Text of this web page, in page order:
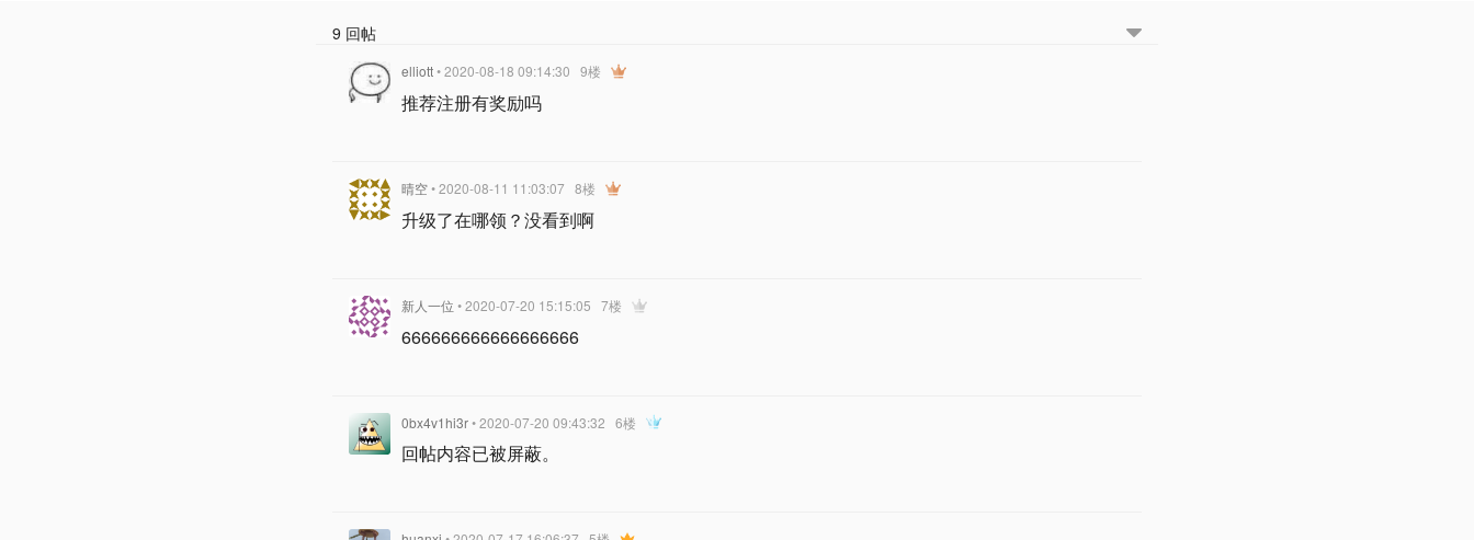
9 回帖
elliott• 2020-08-18 09:14:30 9楼
推荐注册有奖励吗
晴空• 2020-08-11 11:03:07 8楼
升级了在哪领？没看到啊
新人一位 • 2020-07-20 15:15:05 7楼
666666666666666666
0bx4v1hi3r• 2020-07-20 09:43:32 6楼
回帖内容已被屏蔽。